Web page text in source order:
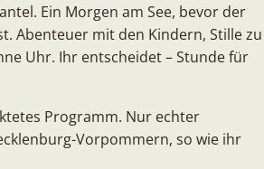
Ein Morgen am See, bevor der
Abenteuer mit den Kindern, Stille zu
Uhr. Ihr entscheidet – Stunde für
Programm. Nur echter
Vorpommern, so wie ihr